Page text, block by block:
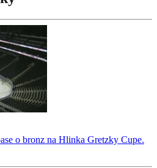
o bronz na Hlinka Gretzky Cupe.